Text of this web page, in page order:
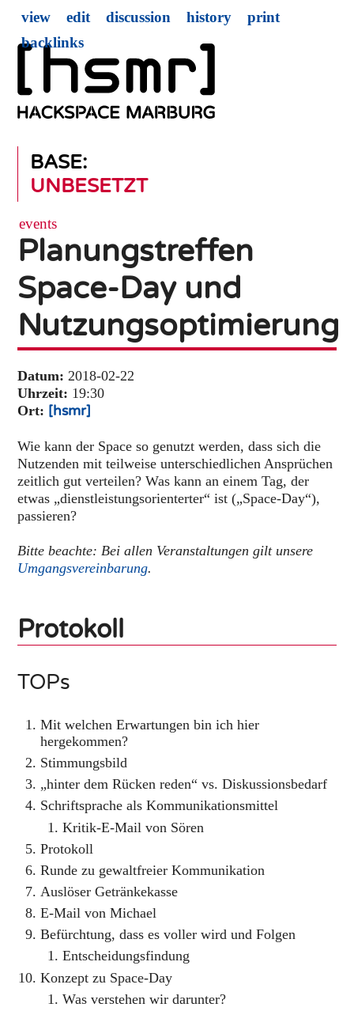
BASE:
UNBESETZT
view edit discussion history
print
backlinks
events
Planungstreffen
Space-Day und
Nutzungsoptimierung
Datum: 2018-02-22
Uhrzeit: 19:30
Ort: [hsmr]
Wie kann der Space so genutzt werden, dass sich die
Nutzenden mit teilweise unterschiedlichen Ansprüchen
zeitlich gut verteilen? Was kann an einem Tag, der
etwas „dienstleistungsorienterter“ ist („Space-Day“),
passieren?
Bitte beachte: Bei allen Veranstaltungen gilt unsere
Umgangsvereinbarung.
Protokoll
TOPs
Mit welchen Erwartungen bin ich hier
hergekommen?
Stimmungsbild
„hinter dem Rücken reden“ vs. Diskussionsbedarf
Schriftsprache als Kommunikationsmittel
Kritik-E-Mail von Sören
Protokoll
Runde zu gewaltfreier Kommunikation
Auslöser Getränkekasse
E-Mail von Michael
Befürchtung, dass es voller wird und Folgen
Entscheidungsfindung
Konzept zu Space-Day
Was verstehen wir darunter?